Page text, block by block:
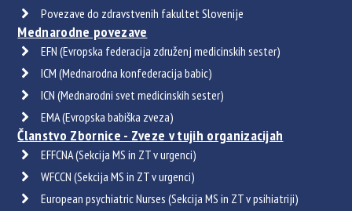
Povezave do zdravstvenih fakultet Slovenije
Mednarodne povezave
EFN (Evropska federacija združenj medicinskih sester)
ICM (Mednarodna konfederacija babic)
ICN (Mednarodni svet medicinskih sester)
EMA (Evropska babiška zveza)
Članstvo Zbornice - Zveze v tujih organizacijah
EFFCNA (Sekcija MS in ZT v urgenci)
WFCCN (Sekcija MS in ZT v urgenci)
European psychiatric Nurses (Sekcija MS in ZT v psihiatriji)